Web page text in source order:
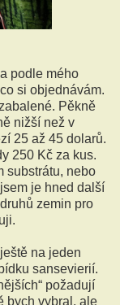
podle mého
si objednávám.
Pěkně
nižší než v
25 až 45 dolarů.
250 Kč za kus.
substrátu, nebo
je hned další
zemin pro
na jeden
sansevierií.
požadují
bych vybral, ale